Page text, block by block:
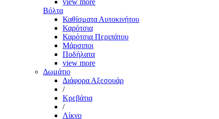
view more
Βόλτα
Καθίσματα Αυτοκινήτου
Καρότσια
Καρότσια Περιπάτου
Μάρσιποι
Ποδήλατα
view more
Δωμάτιο
Διάφορα Αξεσουάρ
/
Κρεβάτια
/
Λίκνο